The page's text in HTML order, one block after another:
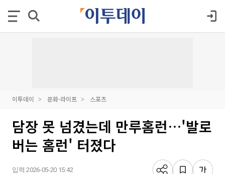
이투데이 문화·라이프 스포츠
담장 못 넘겼는데 만루홈런…'발로
버는 홈런' 터졌다
입력 2026-05-20 15:42